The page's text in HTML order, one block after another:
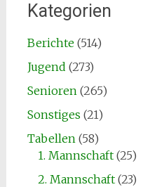
Kategorien
Berichte(514)
Jugend (273)
Senioren(265)
Sonstiges (21)
Tabellen(58)
1. Mannschaft(25)
2. Mannschaft(23)